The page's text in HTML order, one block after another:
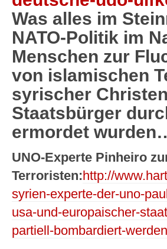
Was alles im
NATO-Politik im
Menschen zur
von islamischen
syrischer
Staatsbürger
ermordet
UNO-Experte Pinheiro
Terroristen:http://
syrien-experte-der-uno-
usa-und-europaischer-
partiell-bombardiert-